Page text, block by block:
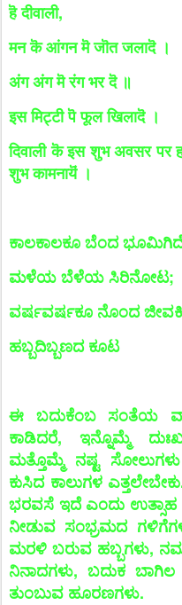
हॆ दीवाली,
मन कॆ आंगन मॆ जॊत जलादॆ ।
अंग अंग मॆ रंग भर दॆ ॥
इस मिट्टी पॆ फूल खिलादॆ ।
दिवाली कॆ इस शुभ अवसर पर
शुभ कामनायॆं ।
ಕಾಲಕಾಲಕೂ ಬೆಂದ
ಮಳೆಯ ಬೆಳೆಯ ಸಿರಿನೋಟ;
ವರ್ಷವರ್ಷಕೂ ನೊಂದ
ಹಬ್ಬದಿಬ್ಬಣದ ಕೂಟ
ಈ ಬದುಕೆಂಬ ಸಂತೆಯ
ಕಾಡಿದರೆ, ಇನ್ನೊಮ್ಮೆ
ಮತ್ತೊಮ್ಮೆ ನಷ್ಟ
ಕುಸಿದ ಕಾಲುಗಳ
ಭರವಸೆ ಇದೆ ಎಂದು ಉತ್ಸಾಹ
ನೀಡುವ ಸಂಭ್ರಮದ
ಮರಳಿ ಬರುವ ಹಬ್ಬಗಳು,
ನಿನಾದಗಳು, ಬದುಕ
ತುಂಬುವ ಹೂರಣಗಳು.